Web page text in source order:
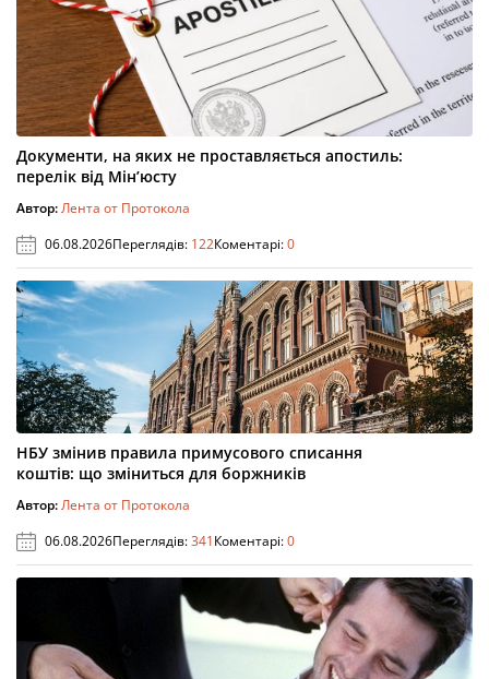
Документи, на яких не проставляється апостиль:
перелік від Мін’юсту
Автор:Лента от Протокола
06.08.2026Переглядів: 122Коментарі:0
НБУ змінив правила примусового списання
коштів: що зміниться для боржників
Автор:Лента от Протокола
06.08.2026Переглядів:341Коментарі:0